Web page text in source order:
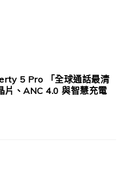
5 Pro 「全球通話最清
片、ANC 4.0 與智慧充電